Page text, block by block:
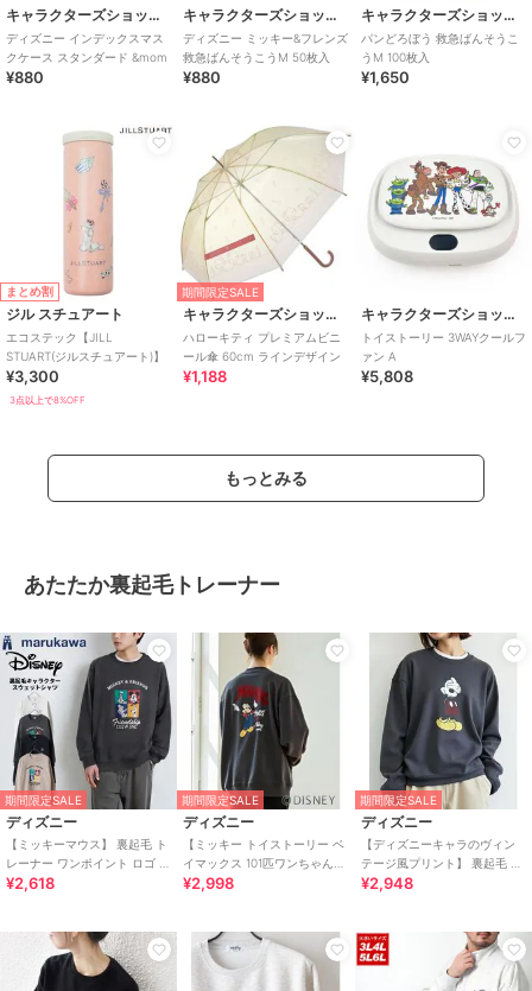
キャラクターズショップ ラフラフ
ディズニー インデックスマス
クケース スタンダード &mom
¥880
キャラクターズショップ ラフラフ
ディズニー ミッキー&フレンズ
救急ばんそうこうM 50枚入
¥880
キャラクターズショップ ラフラフ
パンどろぼう 救急ばんそうこ
うM 100枚入
¥1,650
まとめ割
ジル スチュアート
エコステック【JILL
STUART(ジルスチュアート)】
¥3,300
3点以上で8%OFF
期間限定SALE
キャラクターズショップ ラフラフ
ハローキティ プレミアムビニ
ール傘 60cm ラインデザイン
¥1,188
キャラクターズショップ ラフラフ
トイストーリー 3WAYクールフ
ァン A
¥5,808
もっとみる
あたたか裏起毛トレーナー
期間限定SALE
ディズニー
【ミッキーマウス】 裏起毛 ト
レーナー ワンポイント ロゴ メ
ンズ レディース
¥2,618
期間限定SALE
ディズニー
【ミッキー トイストーリー ベ
イマックス 101匹ワンちゃん】
裏起毛 トレーナー キャラクタ
¥2,998
期間限定SALE
ディズニー
【ディズニーキャラのヴィン
テージ風プリント】 裏起毛 ス
ウェット トレーナー キャラク
¥2,948